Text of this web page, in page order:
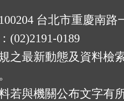
台北市重慶南路
0189
之最新動態及資料檢
若與機關公布文字有